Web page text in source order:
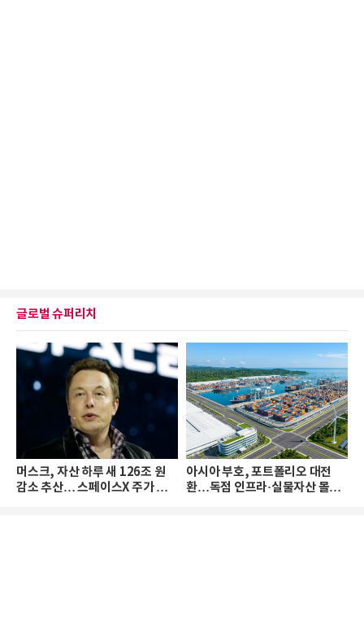
글로벌 슈퍼리치
머스크, 자산 하루 새 126조 원
감소 추산… 스페이스X 주가 하
아시아 부호, 포트폴리오 대전
환…독점 인프라·실물자산 몰린